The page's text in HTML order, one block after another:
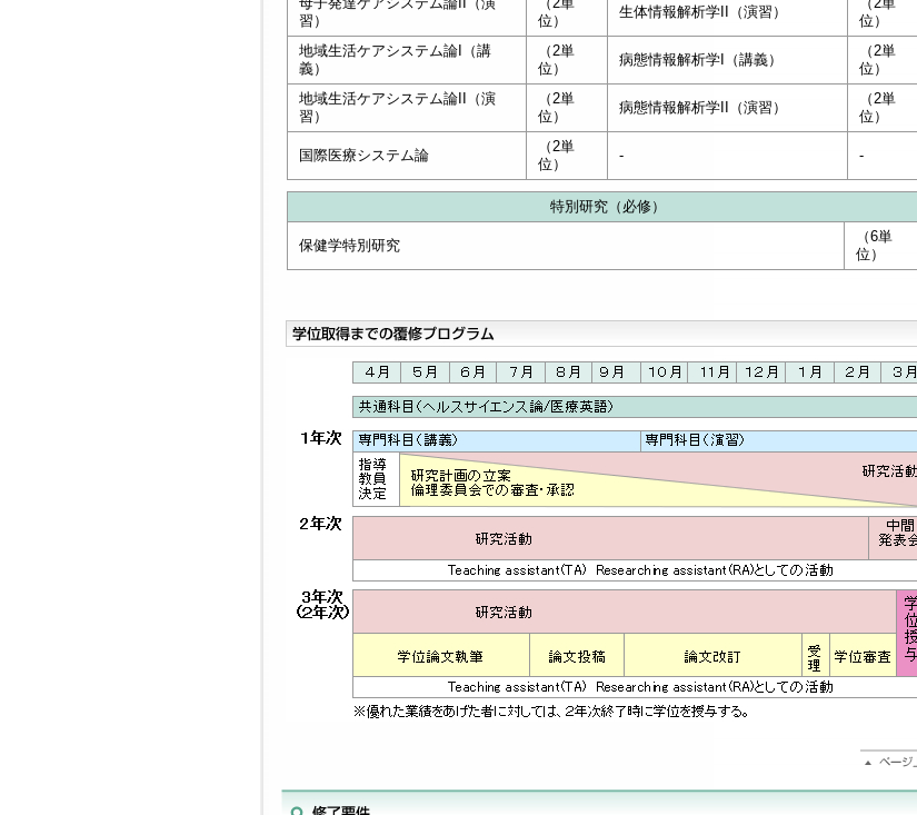
習）
位）
生体情報解析学II（演習）
位）
地域生活ケアシステム論I（講
義）
（2単
位）
病態情報解析学I（講義）
（2単
位）
地域生活ケアシステム論II（演
習）
（2単
位）
病態情報解析学II（演習）
（2単
位）
国際医療システム論
（2単
位）
- -
特別研究（必修）
保健学特別研究
（6単
位）